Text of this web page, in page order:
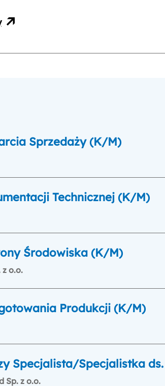
Sprzedaży (K/M)
Technicznej (K/M)
Środowiska (K/M)
o.o.
Produkcji (K/M)
Specjalista/Specjalistka
Sp. z o.o.